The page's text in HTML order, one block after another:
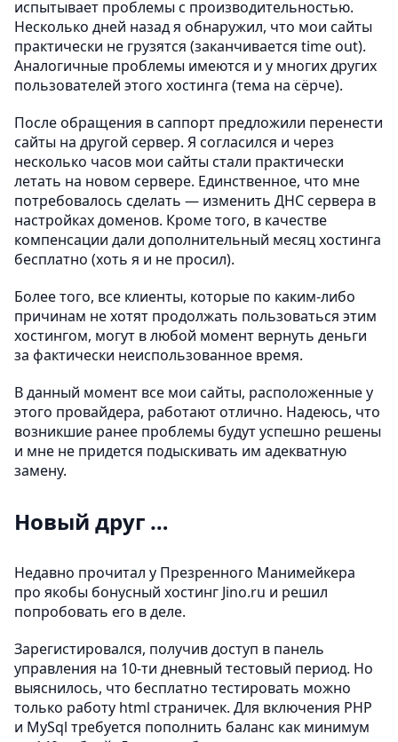
испытывает проблемы с производительностью.
Несколько дней назад я обнаружил, что мои сайты
практически не грузятся (заканчивается time out).
Аналогичные проблемы имеются и у многих других
пользователей этого хостинга (тема на сёрче).
После обращения в саппорт предложили перенести
сайты на другой сервер. Я согласился и через
несколько часов мои сайты стали практически
летать на новом сервере. Единственное, что мне
потребовалось сделать — изменить ДНС сервера в
настройках доменов. Кроме того, в качестве
компенсации дали дополнительный месяц хостинга
бесплатно (хоть я и не просил).
Более того, все клиенты, которые по каким-либо
причинам не хотят продолжать пользоваться этим
хостингом, могут в любой момент вернуть деньги
за фактически неиспользованное время.
В данный момент все мои сайты, расположенные у
этого провайдера, работают отлично. Надеюсь, что
возникшие ранее проблемы будут успешно решены
и мне не придется подыскивать им адекватную
замену.
Новый друг …
Недавно прочитал у Презренного Манимейкера
про якобы бонусный хостинг Jino.ru и решил
попробовать его в деле.
Зарегистировался, получив доступ в панель
управления на 10-ти дневный тестовый период. Но
выяснилось, что бесплатно тестировать можно
только работу html страничек. Для включения PHP
и MySql требуется пополнить баланс как минимум